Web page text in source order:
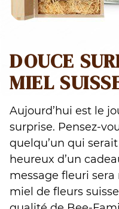
DOUCE
MIEL
Aujourd’hui est le
surprise. Pensez-
quelqu’un qui
heureux d’un
message fleuri
miel de fleurs